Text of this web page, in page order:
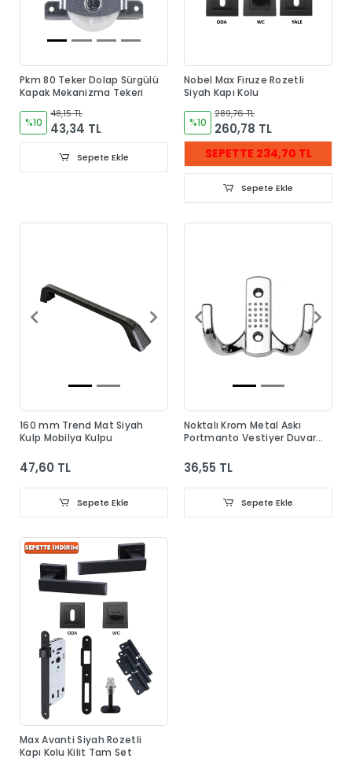
Pkm 80 Teker Dolap Sürgülü
Kapak Mekanizma Tekeri
%10
48,15 TL
43,34 TL
Sepete Ekle
Nobel Max Firuze Rozetli
Siyah Kapı Kolu
%10
289,76 TL
260,78 TL
SEPETTE 234,70 TL
Sepete Ekle
160 mm Trend Mat Siyah
Kulp Mobilya Kulpu
47,60 TL
Sepete Ekle
Noktalı Krom Metal Askı
Portmanto Vestiyer Duvar
36,55 TL
Sepete Ekle
Max Avanti Siyah Rozetli
Kapı Kolu Kilit Tam Set